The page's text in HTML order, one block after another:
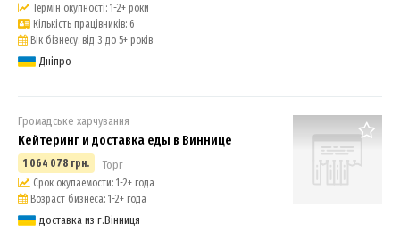
Термін окупності: 1-2+ роки
Кількість працівників: 6
Вік бізнесу: від 3 до 5+ років
Дніпро
Громадське харчування
Кейтеринг и доставка еды в Виннице
1 064 078 грн. Торг
Срок окупаемости: 1-2+ года
Возраст бизнеса: 1-2+ года
доставка из г.Вінниця